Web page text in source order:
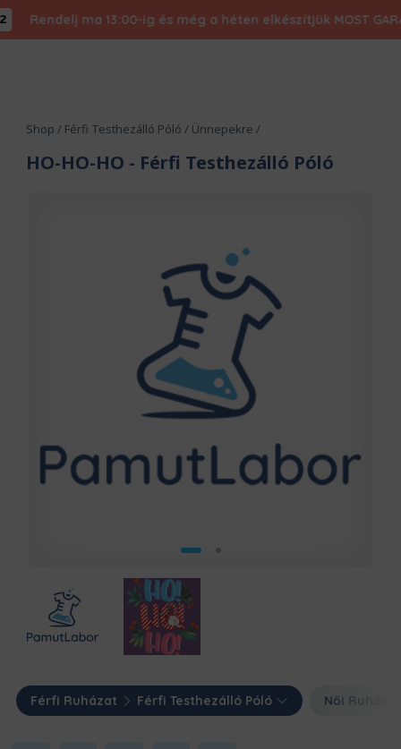
Rendelj ma 13:00-ig és még a héten elkészítjük MOST
Shop / Férfi Testhezálló Póló / Ünnepekre /
HO-HO-HO - Férfi Testhezálló Póló
Férfi Ruházat Férfi Testhezálló Póló Női Ruházat